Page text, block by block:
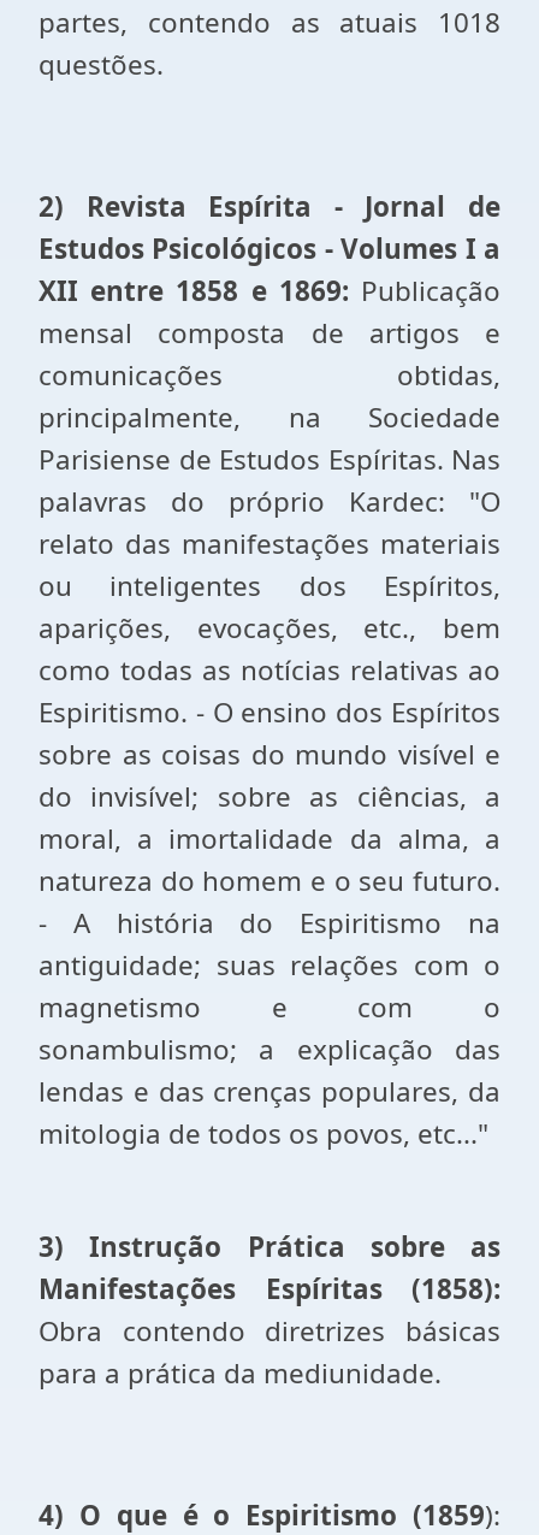
partes, contendo as atuais 1018
questões.
2) Revista Espírita - Jornal de
Estudos Psicológicos - Volumes I a
XII entre 1858 e 1869: Publicação
mensal composta de artigos e
comunicações obtidas,
principalmente, na Sociedade
Parisiense de Estudos Espíritas. Nas
palavras do próprio Kardec: "O
relato das manifestações materiais
ou inteligentes dos Espíritos,
aparições, evocações, etc., bem
como todas as notícias relativas ao
Espiritismo. - O ensino dos Espíritos
sobre as coisas do mundo visível e
do invisível; sobre as ciências, a
moral, a imortalidade da alma, a
natureza do homem e o seu futuro.
- A história do Espiritismo na
antiguidade; suas relações com o
magnetismo e com o
sonambulismo; a explicação das
lendas e das crenças populares, da
mitologia de todos os povos, etc..."
3) Instrução Prática sobre as
Manifestações Espíritas (1858):
Obra contendo diretrizes básicas
para a prática da mediunidade.
4) O que é o Espiritismo (1859):